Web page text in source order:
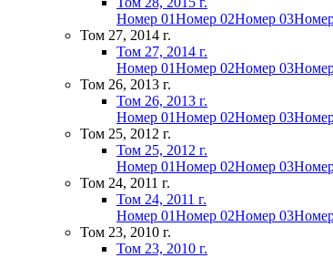
Номер 01Номер 02Номер 03
Том 27, 2014 г.
Том 27, 2014 г.
Номер 01Номер 02Номер 03
Том 26, 2013 г.
Том 26, 2013 г.
Номер 01Номер 02Номер 03
Том 25, 2012 г.
Том 25, 2012 г.
Номер 01Номер 02Номер 03
Том 24, 2011 г.
Том 24, 2011 г.
Номер 01Номер 02Номер 03
Том 23, 2010 г.
Том 23, 2010 г.